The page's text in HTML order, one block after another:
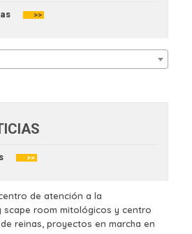
>>
>>
de atención a la
scape room mitológicos y centro
reinas, proyectos en marcha en